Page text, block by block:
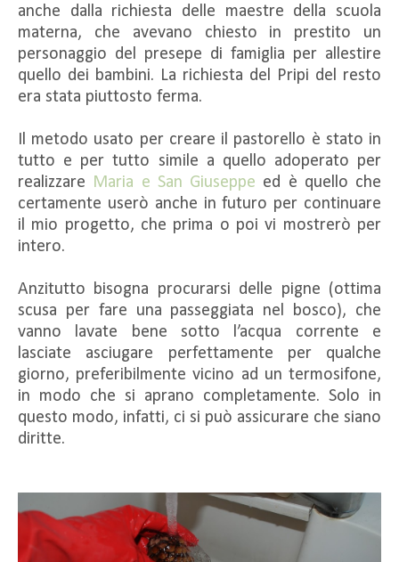
anche dalla richiesta delle maestre della scuola
materna, che avevano chiesto in prestito un
personaggio del presepe di famiglia per allestire
quello dei bambini. La richiesta del Pripi del resto
era stata piuttosto ferma.
Il metodo usato per creare il pastorello è stato in
tutto e per tutto simile a quello adoperato per
realizzare Maria e San Giuseppe ed è quello che
certamente userò anche in futuro per continuare
il mio progetto, che prima o poi vi mostrerò per
intero.
Anzitutto bisogna procurarsi delle pigne (ottima
scusa per fare una passeggiata nel bosco), che
vanno lavate bene sotto l’acqua corrente e
lasciate asciugare perfettamente per qualche
giorno, preferibilmente vicino ad un termosifone,
in modo che si aprano completamente. Solo in
questo modo, infatti, ci si può assicurare che siano
diritte.